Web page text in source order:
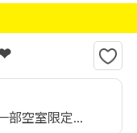
部空室限定...